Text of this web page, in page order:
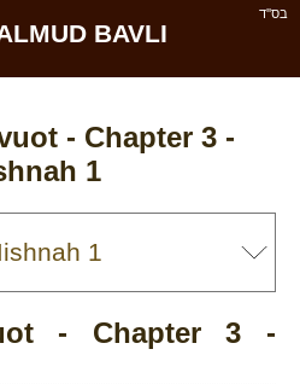
בס''ד
BAVLI
- Chapter 3 -
1
- Chapter 3 -